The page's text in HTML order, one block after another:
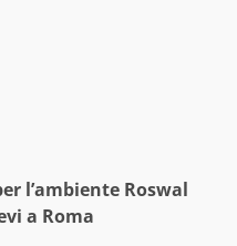
l’ambiente Roswal
a Roma